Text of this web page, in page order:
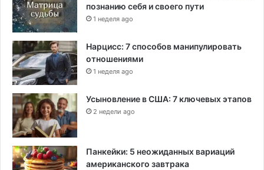
познанию себя и своего пути
1 неделя ago
Нарцисс: 7 способов манипулировать
отношениями
1 неделя ago
Усыновление в США: 7 ключевых этапов
2 недели ago
Панкейки: 5 неожиданных вариаций
американского завтрака